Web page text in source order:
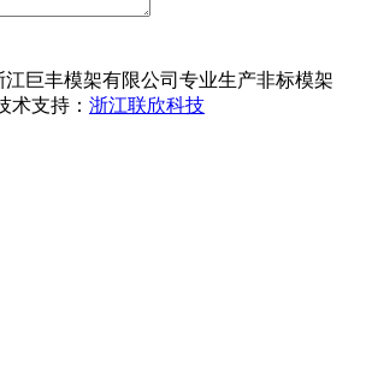
江巨丰模架有限公司专业生产非标模架
术支持： 浙江联欣科技